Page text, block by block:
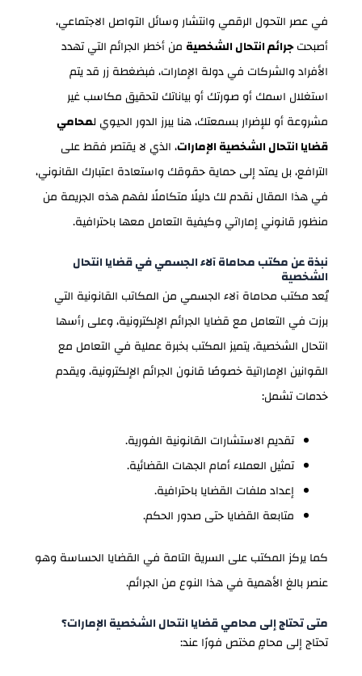
في عصر التحول الرقمي وانتشار وسائل التواصل الاجتماعي،
أصبحتجرائم انتحال الشخصية من أخطر الجرائم التي تهدد
الأفراد والشركات في دولة الإمارات، فبضغطة زر قد يتم
استغلال اسمك أو صورتك أو بياناتك لتحقيق مكاسب غير
مشروعة أو للإضرار بسمعتك، هنا يبرز الدور الحيوي لمحامي
قضايا انتحال الشخصية الإمارات، الذي لا يقتصر فقط على
الترافع، بل يمتد إلى حماية حقوقك واستعادة اعتبارك القانوني،
في هذا المقال نقدم لك دليلًا متكاملًا لفهم هذه الجريمة من
منظور قانوني إماراتي وكيفية التعامل معها باحترافية.
نبذة عن مكتب محاماة آلاء الجسمي في قضايا انتحال
الشخصية
يُعد مكتب محاماة آلاء الجسمي من المكاتب القانونية التي
برزت في التعامل مع قضايا الجرائم الإلكترونية، وعلى رأسها
انتحال الشخصية، يتميز المكتب بخبرة عملية في التعامل مع
القوانين الإماراتية خصوصًا قانون الجرائم الإلكترونية، ويقدم
خدمات تشمل:
تقديم الاستشارات القانونية الفورية.
تمثيل العملاء أمام الجهات القضائية.
إعداد ملفات القضايا باحترافية.
متابعة القضايا حتى صدور الحكم.
كما يركز المكتب على السرية التامة في القضايا الحساسة وهو
عنصر بالغ الأهمية في هذا النوع من الجرائم.
متى تحتاج إلى محامي قضايا انتحال الشخصية الإمارات؟
تحتاج إلى محامٍ مختص فورًا عند: